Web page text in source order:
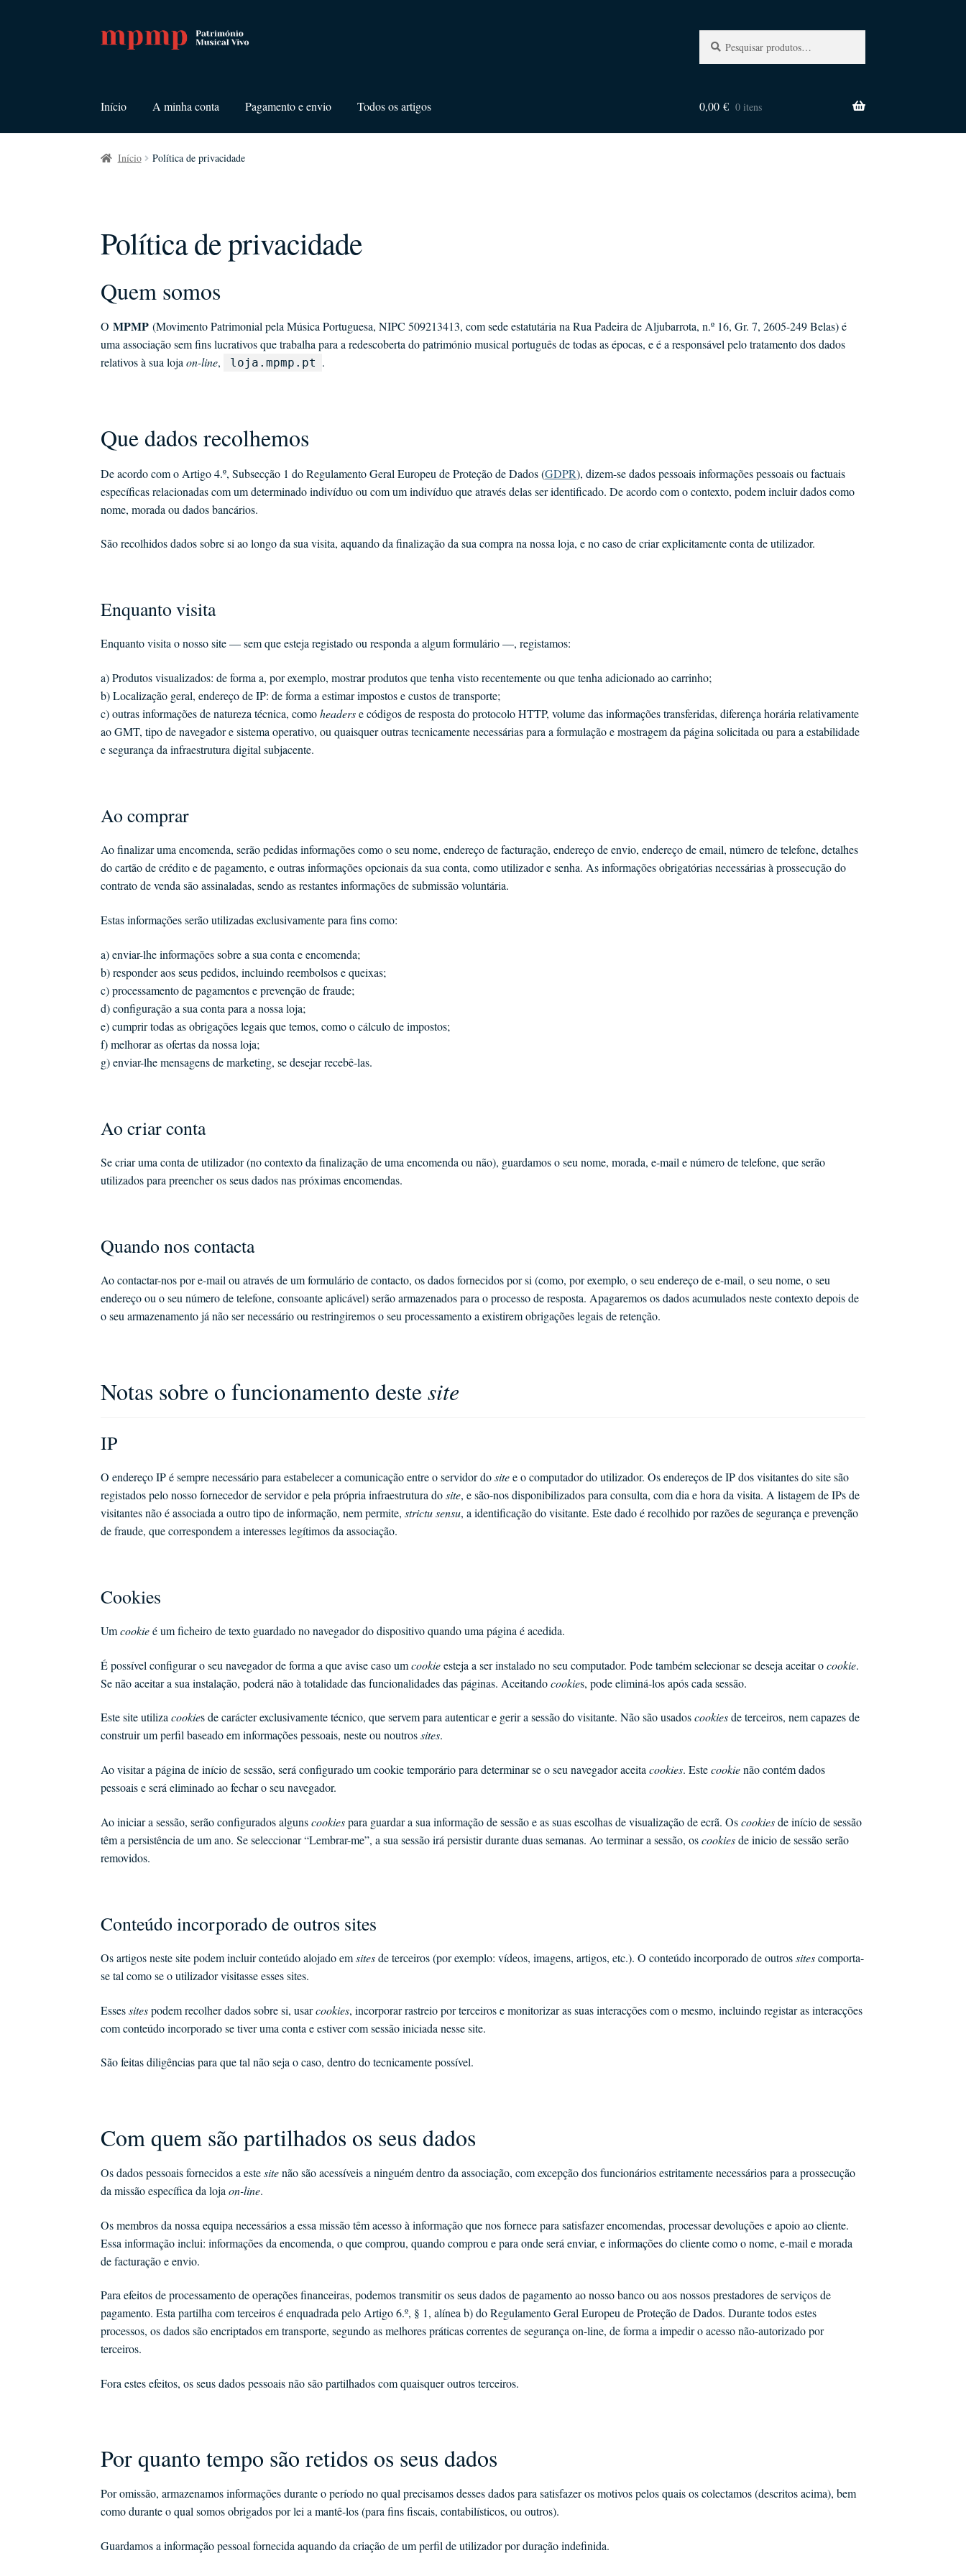
Saltar
por:
Início A minha conta Pagamento e envio Todos os artigos 0,00 € 0 itens
Início Política de privacidade
Política de privacidade
Quem somos
OMPMP (Movimento Patrimonial pela Música Portuguesa, NIPC 509213413, com sede estatutária na Rua Padeira de Aljubarrota, n.º 16, Gr. 7, 2605-249 Belas) é
uma associação sem fins lucrativos que trabalha para a redescoberta do património musical português de todas as épocas, e é a responsável pelo tratamento dos dados
relativos à sua lojaon-line, loja.mpmp.pt .
Que dados recolhemos
De acordo com o Artigo 4.º, Subsecção 1 do Regulamento Geral Europeu de Proteção de Dados (GDPR), dizem-se dados pessoais informações pessoais ou factuais
específicas relacionadas com um determinado indivíduo ou com um indivíduo que através delas ser identificado. De acordo com o contexto, podem incluir dados como
nome, morada ou dados bancários.
São recolhidos dados sobre si ao longo da sua visita, aquando da finalização da sua compra na nossa loja, e no caso de criar explicitamente conta de utilizador.
Enquanto visita
Enquanto visita o nosso site — sem que esteja registado ou responda a algum formulário —, registamos:
a) Produtos visualizados: de forma a, por exemplo, mostrar produtos que tenha visto recentemente ou que tenha adicionado ao carrinho;
b) Localização geral, endereço de IP: de forma a estimar impostos e custos de transporte;
c) outras informações de natureza técnica, comoheaderse códigos de resposta do protocolo HTTP, volume das informações transferidas, diferença horária relativamente
ao GMT, tipo de navegador e sistema operativo, ou quaisquer outras tecnicamente necessárias para a formulação e mostragem da página solicitada ou para a estabilidade
e segurança da infraestrutura digital subjacente.
Ao comprar
Ao finalizar uma encomenda, serão pedidas informações como o seu nome, endereço de facturação, endereço de envio, endereço de email, número de telefone, detalhes
do cartão de crédito e de pagamento, e outras informações opcionais da sua conta, como utilizador e senha. As informações obrigatórias necessárias à prossecução do
contrato de venda são assinaladas, sendo as restantes informações de submissão voluntária.
Estas informações serão utilizadas exclusivamente para fins como:
a) enviar-lhe informações sobre a sua conta e encomenda;
b) responder aos seus pedidos, incluindo reembolsos e queixas;
c) processamento de pagamentos e prevenção de fraude;
d) configuração a sua conta para a nossa loja;
e) cumprir todas as obrigações legais que temos, como o cálculo de impostos;
f) melhorar as ofertas da nossa loja;
g) enviar-lhe mensagens de marketing, se desejar recebê-las.
Ao criar conta
Se criar uma conta de utilizador (no contexto da finalização de uma encomenda ou não), guardamos o seu nome, morada, e-mail e número de telefone, que serão
utilizados para preencher os seus dados nas próximas encomendas.
Quando nos contacta
Ao contactar-nos por e-mail ou através de um formulário de contacto, os dados fornecidos por si (como, por exemplo, o seu endereço de e-mail, o seu nome, o seu
endereço ou o seu número de telefone, consoante aplicável) serão armazenados para o processo de resposta. Apagaremos os dados acumulados neste contexto depois de
o seu armazenamento já não ser necessário ou restringiremos o seu processamento a existirem obrigações legais de retenção.
Notas sobre o funcionamento destesite
IP
O endereço IP é sempre necessário para estabelecer a comunicação entre o servidor dositee o computador do utilizador. Os endereços de IP dos visitantes do site são
registados pelo nosso fornecedor de servidor e pela própria infraestrutura dosite, e são-nos disponibilizados para consulta, com dia e hora da visita. A listagem de IPs de
visitantes não é associada a outro tipo de informação, nem permite,strictu sensu, a identificação do visitante. Este dado é recolhido por razões de segurança e prevenção
de fraude, que correspondem a interesses legítimos da associação.
Cookies
Umcookieé um ficheiro de texto guardado no navegador do dispositivo quando uma página é acedida.
É possível configurar o seu navegador de forma a que avise caso umcookieesteja a ser instalado no seu computador. Pode também selecionar se deseja aceitar ocookie.
Se não aceitar a sua instalação, poderá não à totalidade das funcionalidades das páginas. Aceitandocookies, pode eliminá-los após cada sessão.
Este site utilizacookies de carácter exclusivamente técnico, que servem para autenticar e gerir a sessão do visitante. Não são usadoscookiesde terceiros, nem capazes de
construir um perfil baseado em informações pessoais, neste ou noutrossites.
Ao visitar a página de início de sessão, será configurado um cookie temporário para determinar se o seu navegador aceitacookies. Estecookienão contém dados
pessoais e será eliminado ao fechar o seu navegador.
Ao iniciar a sessão, serão configurados algunscookiespara guardar a sua informação de sessão e as suas escolhas de visualização de ecrã. Oscookiesde início de sessão
têm a persistência de um ano. Se seleccionar “Lembrar-me”, a sua sessão irá persistir durante duas semanas. Ao terminar a sessão, oscookiesde inicio de sessão serão
removidos.
Conteúdo incorporado de outros sites
Os artigos neste site podem incluir conteúdo alojado emsitesde terceiros (por exemplo: vídeos, imagens, artigos, etc.). O conteúdo incorporado de outrossitescomporta-
se tal como se o utilizador visitasse esses sites.
Essessitespodem recolher dados sobre si, usarcookies, incorporar rastreio por terceiros e monitorizar as suas interacções com o mesmo, incluindo registar as interacções
com conteúdo incorporado se tiver uma conta e estiver com sessão iniciada nesse site.
São feitas diligências para que tal não seja o caso, dentro do tecnicamente possível.
Com quem são partilhados os seus dados
Os dados pessoais fornecidos a estesitenão são acessíveis a ninguém dentro da associação, com excepção dos funcionários estritamente necessários para a prossecução
da missão específica da lojaon-line.
Os membros da nossa equipa necessários a essa missão têm acesso à informação que nos fornece para satisfazer encomendas, processar devoluções e apoio ao cliente.
Essa informação inclui: informações da encomenda, o que comprou, quando comprou e para onde será enviar, e informações do cliente como o nome, e-mail e morada
de facturação e envio.
Para efeitos de processamento de operações financeiras, podemos transmitir os seus dados de pagamento ao nosso banco ou aos nossos prestadores de serviços de
pagamento. Esta partilha com terceiros é enquadrada pelo Artigo 6.º, § 1, alínea b) do Regulamento Geral Europeu de Proteção de Dados. Durante todos estes
processos, os dados são encriptados em transporte, segundo as melhores práticas correntes de segurança on-line, de forma a impedir o acesso não-autorizado por
terceiros.
Fora estes efeitos, os seus dados pessoais não são partilhados com quaisquer outros terceiros.
Por quanto tempo são retidos os seus dados
Por omissão, armazenamos informações durante o período no qual precisamos desses dados para satisfazer os motivos pelos quais os colectamos (descritos acima), bem
como durante o qual somos obrigados por lei a mantê-los (para fins fiscais, contabilísticos, ou outros).
Guardamos a informação pessoal fornecida aquando da criação de um perfil de utilizador por duração indefinida.